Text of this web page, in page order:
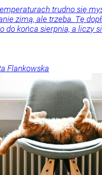
trudno się
zimą, ale trzeba. Tę
do końca sierpnia, a liczy
Flankowska